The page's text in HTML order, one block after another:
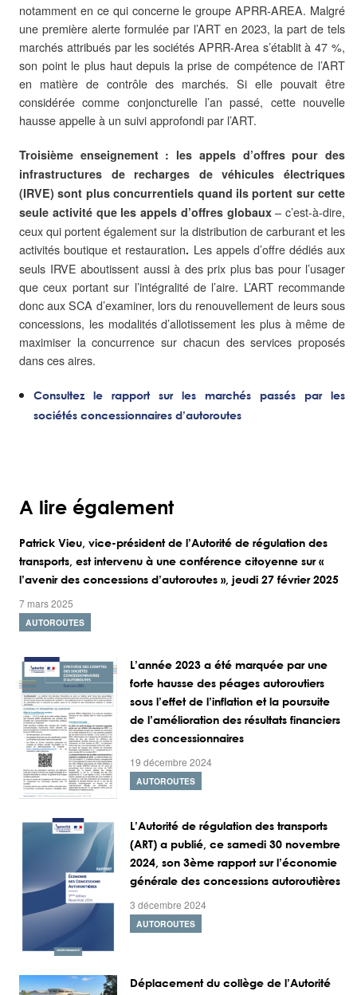
notamment en ce qui concerne le groupe APRR-AREA. Malgré
une première alerte formulée par l’ART en 2023, la part de tels
marchés attribués par les sociétés APRR-Area s’établit à 47 %,
son point le plus haut depuis la prise de compétence de l’ART
en matière de contrôle des marchés. Si elle pouvait être
considérée comme conjoncturelle l’an passé, cette nouvelle
hausse appelle à un suivi approfondi par l’ART.
Troisième enseignement : les appels d’offres pour des
infrastructures de recharges de véhicules électriques
(IRVE) sont plus concurrentiels quand ils portent sur cette
seule activité que les appels d’offres globaux– c’est-à-dire,
ceux qui portent également sur la distribution de carburant et les
activités boutique et restauration. Les appels d’offre dédiés aux
seuls IRVE aboutissent aussi à des prix plus bas pour l’usager
que ceux portant sur l’intégralité de l’aire. L’ART recommande
donc aux SCA d’examiner, lors du renouvellement de leurs sous
concessions, les modalités d’allotissement les plus à même de
maximiser la concurrence sur chacun des services proposés
dans ces aires.
Consultez le rapport sur les marchés passés par les
sociétés concessionnaires d’autoroutes
A lire également
Patrick Vieu, vice-président de l’Autorité de régulation des
transports, est intervenu à une conférence citoyenne sur «
l’avenir des concessions d’autoroutes », jeudi 27 février 2025
7 mars 2025
AUTOROUTES
L’année 2023 a été marquée par une
forte hausse des péages autoroutiers
sous l’effet de l’inflation et la poursuite
de l’amélioration des résultats financiers
des concessionnaires
19 décembre 2024
AUTOROUTES
L’Autorité de régulation des transports
(ART) a publié, ce samedi 30 novembre
2024, son 3ème rapport sur l’économie
générale des concessions autoroutières
3 décembre 2024
AUTOROUTES
Déplacement du collège de l’Autorité